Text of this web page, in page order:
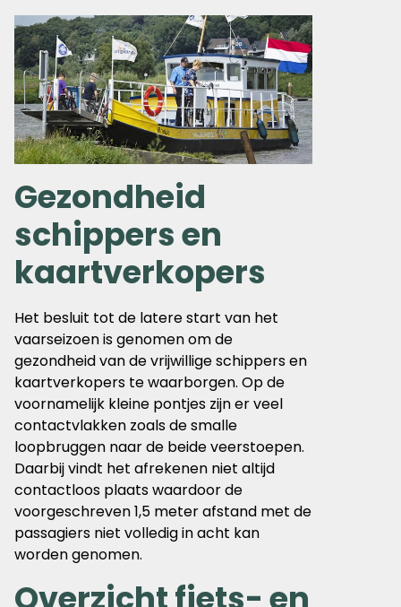
Gezondheid
schippers en
kaartverkopers
Het besluit tot de latere start van het
vaarseizoen is genomen om de
gezondheid van de vrijwillige schippers en
kaartverkopers te waarborgen. Op de
voornamelijk kleine pontjes zijn er veel
contactvlakken zoals de smalle
loopbruggen naar de beide veerstoepen.
Daarbij vindt het afrekenen niet altijd
contactloos plaats waardoor de
voorgeschreven 1,5 meter afstand met de
passagiers niet volledig in acht kan
worden genomen.
Overzicht fiets- en